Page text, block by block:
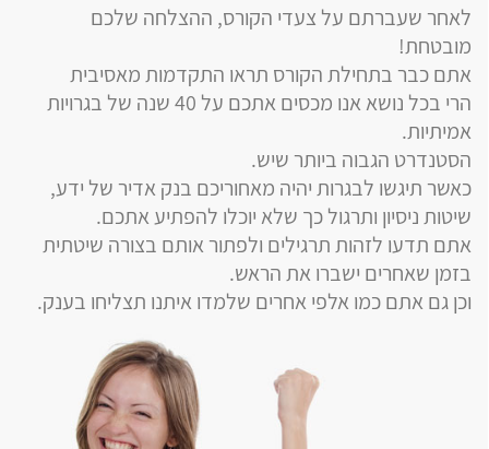
לאחר שעברתם על צעדי הקורס, ההצלחה שלכם
מובטחת!
אתם כבר בתחילת הקורס תראו התקדמות מאסיבית
הרי בכל נושא אנו מכסים אתכם על 40 שנה של בגרויות
אמיתיות.
הסטנדרט הגבוה ביותר שיש.
כאשר תיגשו לבגרות יהיה מאחוריכם בנק אדיר של ידע,
שיטות ניסיון ותרגול כך שלא יוכלו להפתיע אתכם.
אתם תדעו לזהות תרגילים ולפתור אותם בצורה שיטתית
בזמן שאחרים ישברו את הראש.
וכן גם אתם כמו אלפי אחרים שלמדו איתנו תצליחו בענק.